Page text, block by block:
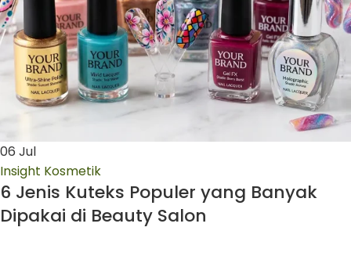
06 Jul
Insight Kosmetik
6 Jenis Kuteks Populer yang Banyak
Dipakai di Beauty Salon